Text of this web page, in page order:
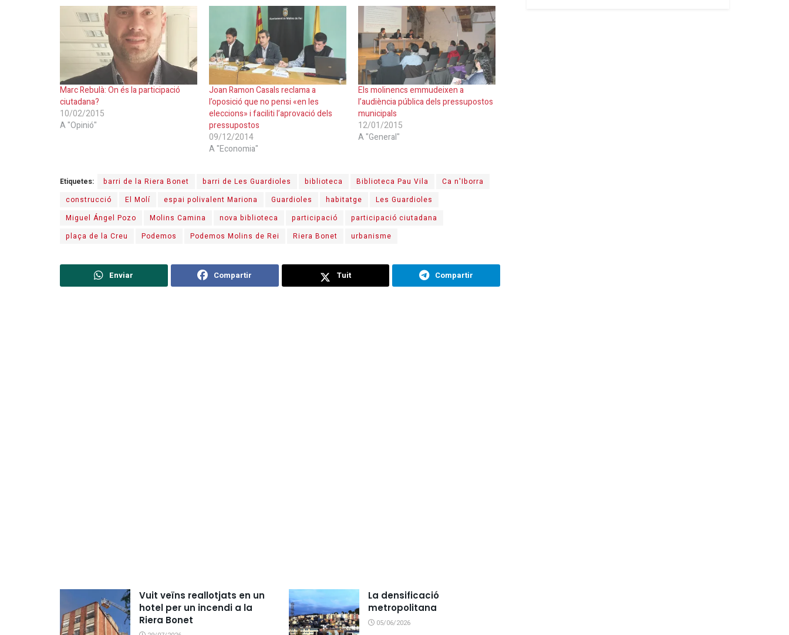
Marc Rebulà: On és la participació
ciutadana?
10/02/2015
A "Opinió"
Joan Ramon Casals reclama a
l’oposició que no pensi «en les
eleccions» i faciliti l’aprovació dels
pressupostos
09/12/2014
A "Economia"
Els molinencs emmudeixen a
l’audiència pública dels pressupostos
municipals
12/01/2015
A "General"
Etiquetes: barri de la Riera Bonet barri de Les Guardioles biblioteca Biblioteca Pau Vila
Ca n'Iborra
construcció
El Molí espai polivalent Mariona Guardioles habitatge
Les Guardioles
Miguel Ángel Pozo
Molins Camina nova biblioteca participació
participació ciutadana
plaça de la Creu
Podemos Podemos Molins de Rei Riera Bonet urbanisme
Enviar Compartir Tuit Compartir
Vuit veïns reallotjats en un
hotel per un incendi a la
Riera Bonet
La densificació
metropolitana
05/06/2026